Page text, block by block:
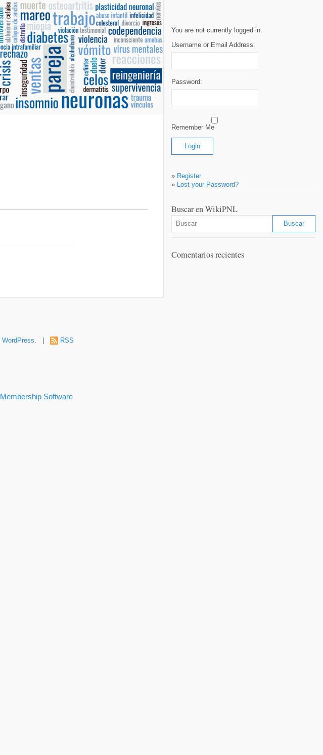
You are not currently logged in.
Username or Email Address:
Password:
Remember Me
» Register
» Lost your Password?
Buscar en WikiPNL
Comentarios recientes
WordPress. | RSS
Membership Software